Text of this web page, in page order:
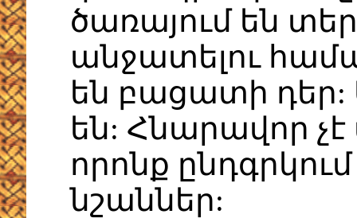
ծառայում են
անջատելու
են բացատի դեր:
են: Հնարավոր
որոնք
նշաններ: